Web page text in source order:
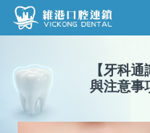
【 牙科通
與注意事